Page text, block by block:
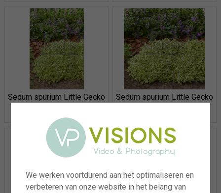
Sedum spurium Little Gecko Sedum spurium Little Gecko
We werken voortdurend aan het optimaliseren en
verbeteren van onze website in het belang van